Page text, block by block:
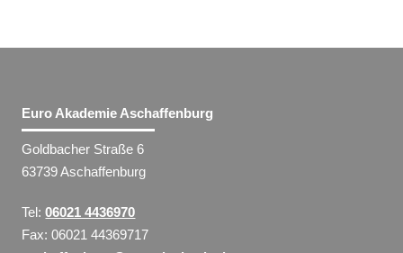
Euro Akademie Aschaffenburg
Goldbacher Straße 6
63739 Aschaffenburg
Tel:06021 4436970
Fax: 06021 44369717